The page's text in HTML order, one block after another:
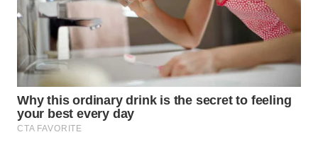
PADANG
LAWAS
WN
SUMEDANG
WN
CIANJUR